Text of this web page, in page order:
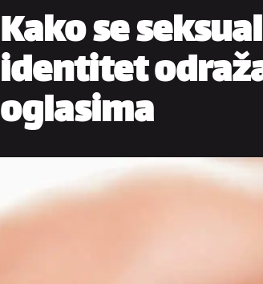
Kako se
identitet
oglasima